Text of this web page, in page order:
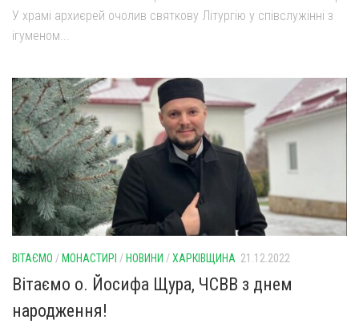
У храмі архиєрей очолив святкову Літургію у співслужінні з
ігуменом...
ВІТАЄМО / МОНАСТИРІ / НОВИНИ /ХАРКІВЩИНА 21.12.2022
Вітаємо о. Йосифа Щура, ЧСВВ з днем
народження!